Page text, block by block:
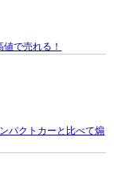
で売れる！
パクトカーと比べて煽